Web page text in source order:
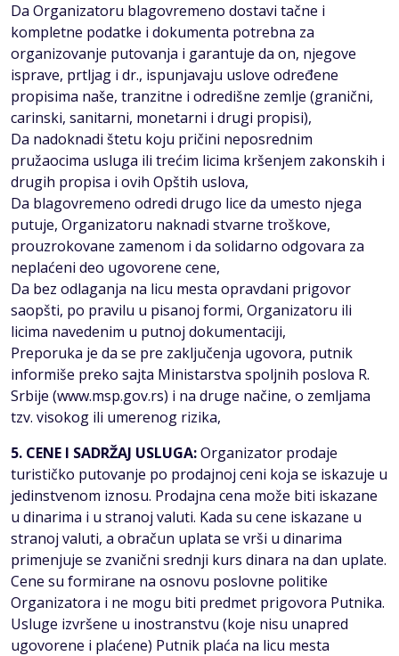
Da Organizatoru blagovremeno dostavi tačne i
kompletne podatke i dokumenta potrebna za
organizovanje putovanja i garantuje da on, njegove
isprave, prtljag i dr., ispunjavaju uslove određene
propisima naše, tranzitne i odredišne zemlje (granični,
carinski, sanitarni, monetarni i drugi propisi),
Da nadoknadi štetu koju pričini neposrednim
pružaocima usluga ili trećim licima kršenjem zakonskih i
drugih propisa i ovih Opštih uslova,
Da blagovremeno odredi drugo lice da umesto njega
putuje, Organizatoru naknadi stvarne troškove,
prouzrokovane zamenom i da solidarno odgovara za
neplaćeni deo ugovorene cene,
Da bez odlaganja na licu mesta opravdani prigovor
saopšti, po pravilu u pisanoj formi, Organizatoru ili
licima navedenim u putnoj dokumentaciji,
Preporuka je da se pre zaključenja ugovora, putnik
informiše preko sajta Ministarstva spoljnih poslova R.
Srbije (www.msp.gov.rs) i na druge načine, o zemljama
tzv. visokog ili umerenog rizika,
5. CENE I SADRŽAJ USLUGA:Organizator prodaje
turističko putovanje po prodajnoj ceni koja se iskazuje u
jedinstvenom iznosu. Prodajna cena može biti iskazane
u dinarima i u stranoj valuti. Kada su cene iskazane u
stranoj valuti, a obračun uplata se vrši u dinarima
primenjuje se zvanični srednji kurs dinara na dan uplate.
Cene su formirane na osnovu poslovne politike
Organizatora i ne mogu biti predmet prigovora Putnika.
Usluge izvršene u inostranstvu (koje nisu unapred
ugovorene i plaćene) Putnik plaća na licu mesta